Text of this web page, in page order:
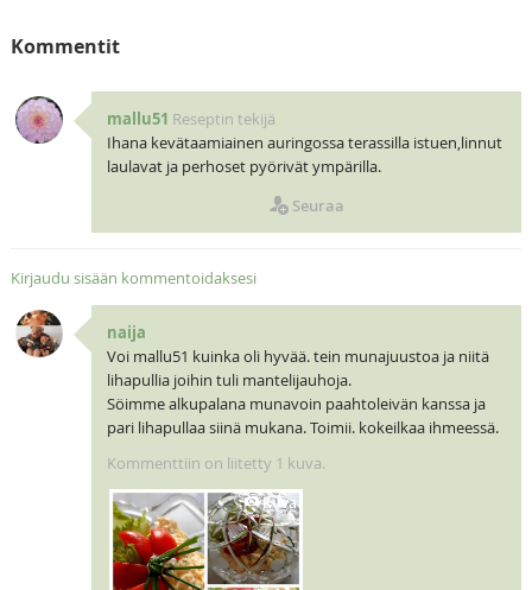
Kommentit
mallu51 Reseptin tekijä
Ihana kevätaamiainen auringossa terassilla istuen,linnut
laulavat ja perhoset pyörivät ympärilla.
Seuraa
Kirjaudu sisään kommentoidaksesi
naija
Voi mallu51 kuinka oli hyvää. tein munajuustoa ja niitä
lihapullia joihin tuli mantelijauhoja.
Söimme alkupalana munavoin paahtoleivän kanssa ja
pari lihapullaa siinä mukana. Toimii. kokeilkaa ihmeessä.
Kommenttiin on liitetty 1 kuva.
Kuva